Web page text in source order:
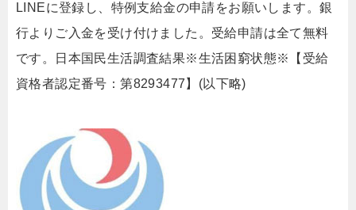
LINEに登録し、特例支給金の申請をお願いします。銀
行よりご入金を受け付けました。受給申請は全て無料
です。日本国民生活調査結果※生活困窮状態※【受給
資格者認定番号：第8293477】(以下略)